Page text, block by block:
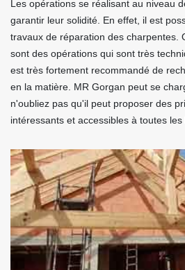
Les opérations se réalisant au niveau
garantir leur solidité. En effet, il est
travaux de réparation des charpentes.
sont des opérations qui sont très
est très fortement recommandé de
en la matière. MR Gorgan peut se
n'oubliez pas qu'il peut proposer des
intéressants et accessibles à toutes les